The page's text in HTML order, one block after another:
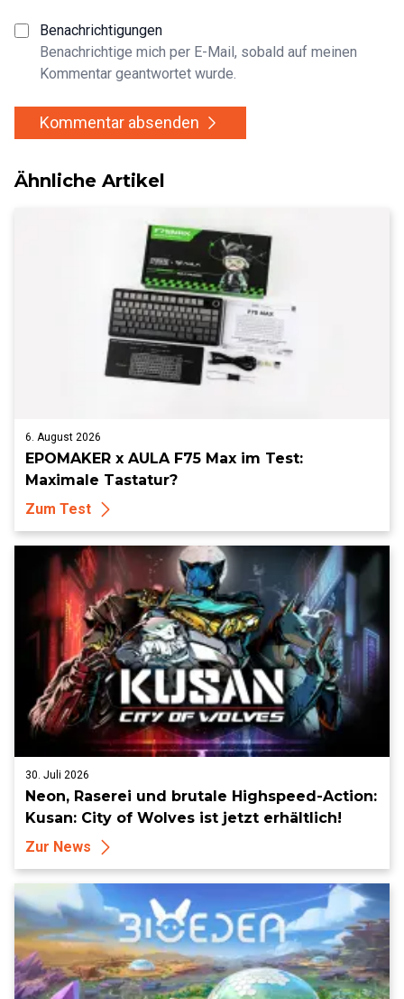
Benachrichtigungen
Benachrichtige mich per E-Mail, sobald auf meinen
Kommentar geantwortet wurde.
Kommentar absenden
Ähnliche Artikel
6. August 2026
EPOMAKER x AULA F75 Max im Test:
Maximale Tastatur?
Zum Test
30. Juli 2026
Neon, Raserei und brutale Highspeed-Action:
Kusan: City of Wolves ist jetzt erhältlich!
Zur News